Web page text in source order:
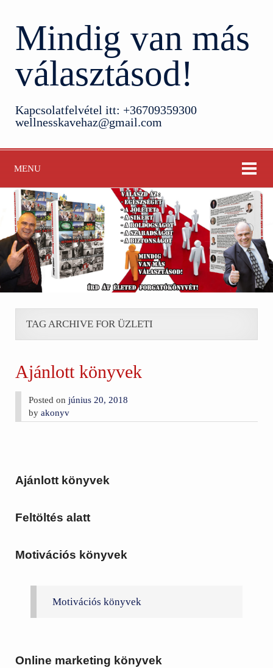
Mindig van más
választásod!
Kapcsolatfelvétel itt: +36709359300
wellnesskavehaz@gmail.com
MENU
TAG ARCHIVE FOR ÜZLETI
Ajánlott könyvek
Posted onjúnius 20, 2018
byakonyv
Ajánlott könyvek
Feltöltés alatt
Motivációs könyvek
Motivációs könyvek
Online marketing könyvek